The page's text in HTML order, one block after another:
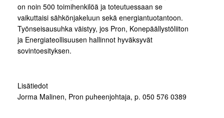
on noin 500 toimihenkilöä ja toteutuessaan se
vaikuttaisi sähkönjakeluun sekä energiantuotantoon.
Työnseisausuhka väistyy, jos Pron, Konepäällystöliiton
ja Energiateollisuusen hallinnot hyväksyvät
sovintoesityksen.
Lisätiedot
Jorma Malinen, Pron puheenjohtaja, p. 050 576 0389